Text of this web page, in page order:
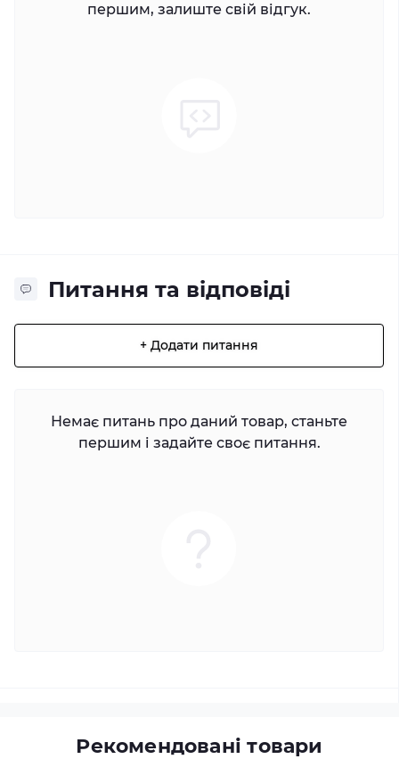
першим, залиште свій відгук.
Питання та відповіді
+ Додати питання
Немає питань про даний товар, станьте
першим і задайте своє питання.
Рекомендовані товари